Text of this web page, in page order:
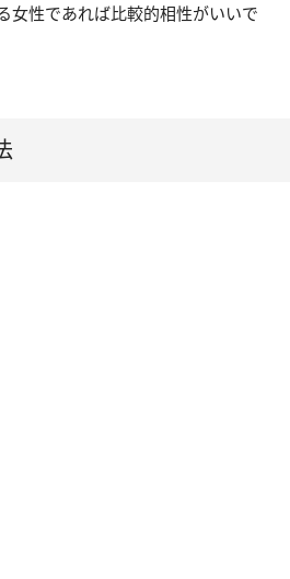
女性であれば比較的相性がいいで